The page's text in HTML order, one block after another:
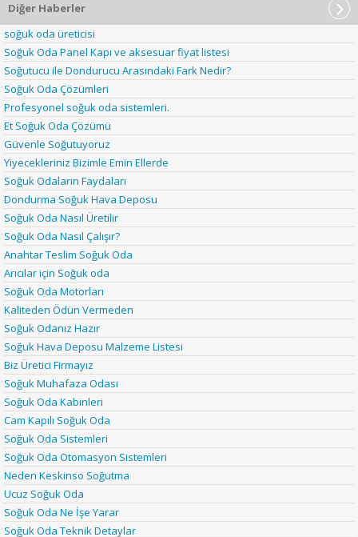
Diğer Haberler
soğuk oda üreticisi
Soğuk Oda Panel Kapı ve aksesuar fiyat listesi
Soğutucu ile Dondurucu Arasındaki Fark Nedir?
Soğuk Oda Çözümleri
Profesyonel soğuk oda sistemleri.
Et Soğuk Oda Çözümü
Güvenle Soğutuyoruz
Yiyecekleriniz Bizimle Emin Ellerde
Soğuk Odaların Faydaları
Dondurma Soğuk Hava Deposu
Soğuk Oda Nasıl Üretilir
Soğuk Oda Nasıl Çalışır?
Anahtar Teslim Soğuk Oda
Arıcılar için Soğuk oda
Soğuk Oda Motorları
Kaliteden Ödün Vermeden
Soğuk Odanız Hazır
Soğuk Hava Deposu Malzeme Listesi
Biz Üretici Firmayız
Soğuk Muhafaza Odası
Soğuk Oda Kabinleri
Cam Kapılı Soğuk Oda
Soğuk Oda Sistemleri
Soğuk Oda Otomasyon Sistemleri
Neden Keskinso Soğutma
Ucuz Soğuk Oda
Soğuk Oda Ne İşe Yarar
Soğuk Oda Teknik Detaylar